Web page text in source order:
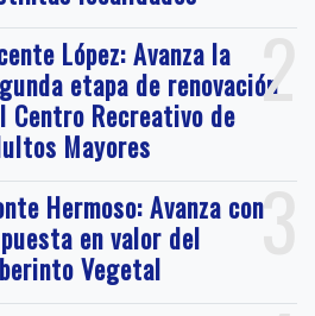
2
López: Avanza la
etapa de renovación
Centro Recreativo de
Mayores
3
Hermoso: Avanza con
en valor del
Vegetal